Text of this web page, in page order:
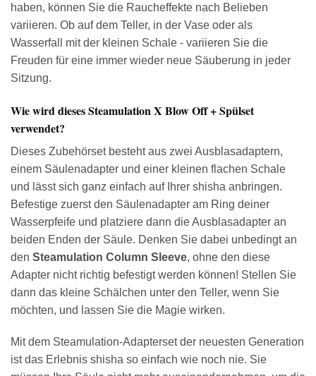
haben, können Sie die Raucheffekte nach Belieben
variieren. Ob auf dem Teller, in der Vase oder als
Wasserfall mit der kleinen Schale - variieren Sie die
Freuden für eine immer wieder neue Säuberung in jeder
Sitzung.
Wie wird dieses Steamulation X Blow Off + Spülset
verwendet?
Dieses Zubehörset besteht aus zwei Ausblasadaptern,
einem Säulenadapter und einer kleinen flachen Schale
und lässt sich ganz einfach auf Ihrer shisha anbringen.
Befestige zuerst den Säulenadapter am Ring deiner
Wasserpfeife und platziere dann die Ausblasadapter an
beiden Enden der Säule. Denken Sie dabei unbedingt an
den Steamulation Column Sleeve, ohne den diese
Adapter nicht richtig befestigt werden können! Stellen Sie
dann das kleine Schälchen unter den Teller, wenn Sie
möchten, und lassen Sie die Magie wirken.
Mit dem Steamulation-Adapterset der neuesten Generation
ist das Erlebnis shisha so einfach wie noch nie. Sie